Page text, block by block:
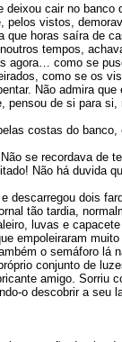
cair no banco
pelos vistos,
que horas saíra de
tempos,
agora… como se
como se os
Não admira
pensou de si para
costas do
se recordava de
Não há duvida
descarregou dois
tão tardia,
luvas e
empoleiraram
o semáforo lá
conjunto de
amigo. Sorriu
o descobrir a seu